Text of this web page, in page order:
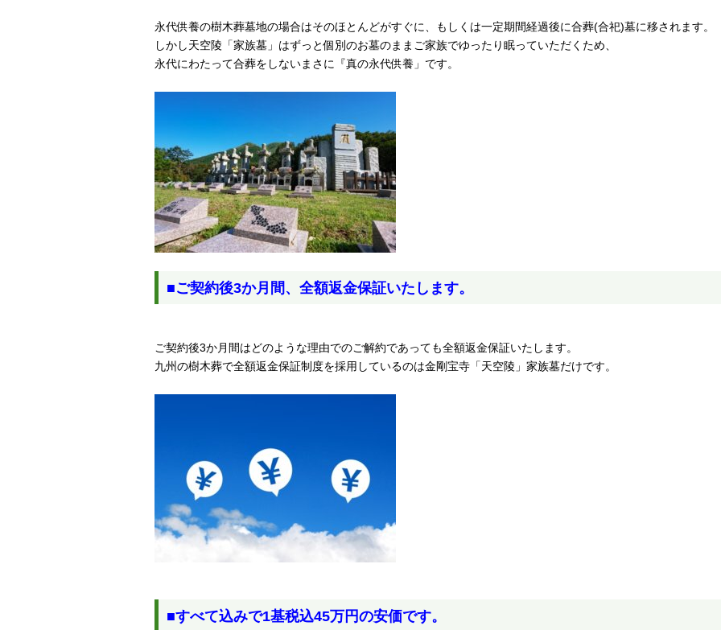
永代供養の樹木葬墓地の場合はそのほとんどがすぐに、もしくは一定期間経過後に合葬(合祀)墓に移されます。
しかし天空陵「家族墓」はずっと個別のお墓のままご家族でゆったり眠っていただくため、
永代にわたって合葬をしないまさに『真の永代供養」です。
■ご契約後3か月間、全額返金保証いたします。
ご契約後3か月間はどのような理由でのご解約であっても全額返金保証いたします。
九州の樹木葬で全額返金保証制度を採用しているのは金剛宝寺「天空陵」家族墓だけです。
■すべて込みで1基税込45万円の安価です。